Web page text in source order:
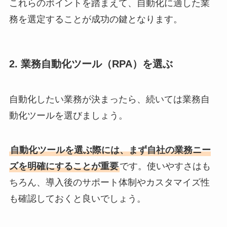
これらのポイントを踏まえて、自動化に適した業
務を選定することが成功の鍵となります。
2. 業務自動化ツール（RPA）を選ぶ
自動化したい業務が決まったら、続いては業務自
動化ツールを選びましょう。
自動化ツールを選ぶ際には、まず自社の業務ニー
ズを明確にすることが重要です。使いやすさはも
ちろん、導入後のサポート体制やカスタマイズ性
も確認しておくと良いでしょう。